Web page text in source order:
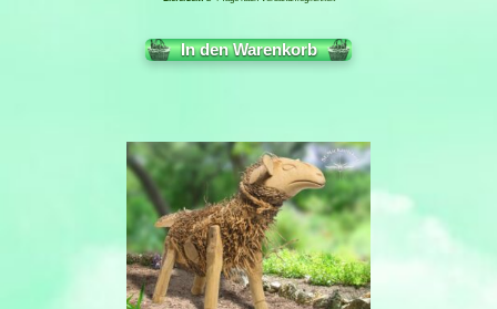
In den Warenkorb